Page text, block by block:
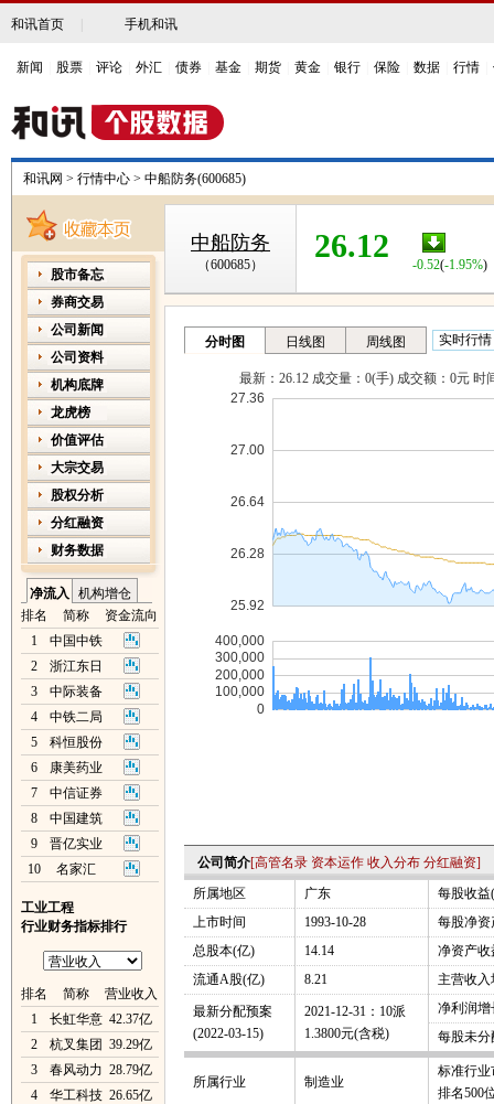
和讯首页 手机和讯
新闻 股票 评论 外汇 债券 基金 期货 黄金 银行 保险 数据 行情
和讯网 > 行情中心 > 中船防务(600685)
股市备忘
券商交易
公司新闻
公司资料
机构底牌
龙虎榜
价值评估
大宗交易
股权分析
分红融资
财务数据
净流入
机构增仓
排名
简称
资金流向
1
中国中铁
2
浙江东日
3
中际装备
4
中铁二局
5
科恒股份
6
康美药业
7
中信证券
8
中国建筑
9
晋亿实业
10
名家汇
工业工程
行业财务指标排行
排名 简称
营业收入
1
长虹华意 42.37亿
2
杭叉集团
39.29亿
3
春风动力 28.79亿
4
华工科技 26.65亿
中船防务
（600685）
26.12 -0.52(-1.95%)
公司简介[高管名录 资本运作 收入分布 分红融资]
所属地区
广东
每股收益
上市时间
1993-10-28
每股净资
总股本(亿)
14.14
净资产收
流通A股(亿)
8.21 主营收入
最新分配预案
(2022-03-15)
2021-12-31：10派
1.3800元(含税)
净利润增
每股未分
所属行业 制造业
标准行业
排名500